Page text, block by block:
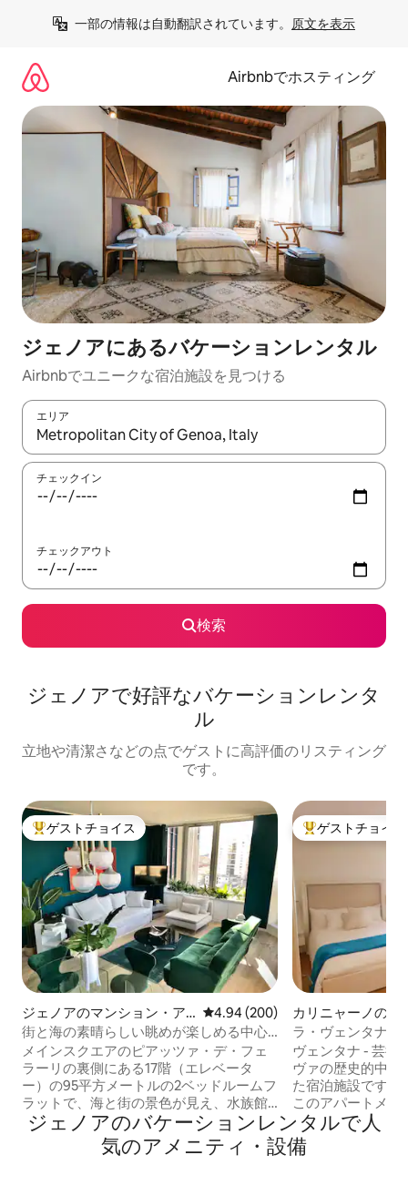
一部の情報は自動翻訳されています。 原文を表示
Airbnbでホスティング
ジェノアにあるバケーションレンタル
Airbnbでユニークな宿泊施設を見つける
エリア
検索結果が表示されたら、上下の矢印キーを使って移動するか
チェックイン
チェックアウト
検索
ジェノアで好評なバケーションレンタ
ル
立地や清潔さなどの点でゲストに高評価のリスティング
です。
大好評のゲストチョイスです。
ゲストチョイス
ジェノアのマンション・ア
パート
レビュー200件、5つ星中4.94つ
4.94 (200)
街と海の素晴らしい眺めが楽しめる中心
部のペントハウス
メインスクエアのピアッツァ・デ・フェ
ラーリの裏側にある17階（エレベータ
ー）の95平方メートルの2ベッドルームフ
ラットで、海と街の景色が見え、水族館
まで徒歩11分です。 リビングルームには
ソファベッド2台、キッチンにはコンロ、
電子レンジ、食器洗い機、洗濯機が備わ
大好評のゲスト
ゲストチョイス
カリニャーノのマ
ン・アパート
ラ・ヴェンタナ –
レジデンス
ヴェンタナ - 芸術
ヴァの歴史的中心
た宿泊施設です。
このアパートメン
モダンスタイルと
わせ、細部にまで
います。 歴史地区の中心部に位置する主
ジェノアのバケーションレンタルで人
気のアメニティ・設備